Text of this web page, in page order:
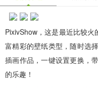
PixivShow，这是最近比较
富精彩的壁纸类型，随时选
插画作品，一键设置更换，
的乐趣！